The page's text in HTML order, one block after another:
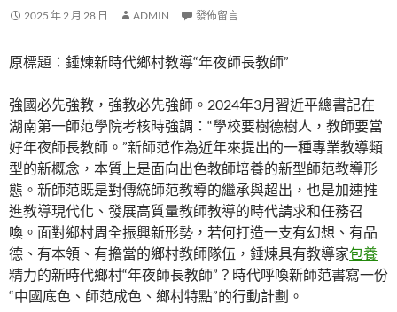
2025 年 2 月 28 日 ADMIN 發佈留言
原標題：錘煉新時代鄉村教導“年夜師長教師”
強國必先強教，強教必先強師。2024年3月習近平總書記在
湖南第一師范學院考核時強調：“學校要樹德樹人，教師要當
好年夜師長教師。”新師范作為近年來提出的一種專業教導類
型的新概念，本質上是面向出色教師培養的新型師范教導形
態。新師范既是對傳統師范教導的繼承與超出，也是加速推
進教導現代化、發展高質量教師教導的時代請求和任務召
喚。面對鄉村周全振興新形勢，若何打造一支有幻想、有品
德、有本領、有擔當的鄉村教師隊伍，錘煉具有教導家包養
精力的新時代鄉村“年夜師長教師”？時代呼喚新師范書寫一份
“中國底色、師范成色、鄉村特點”的行動計劃。